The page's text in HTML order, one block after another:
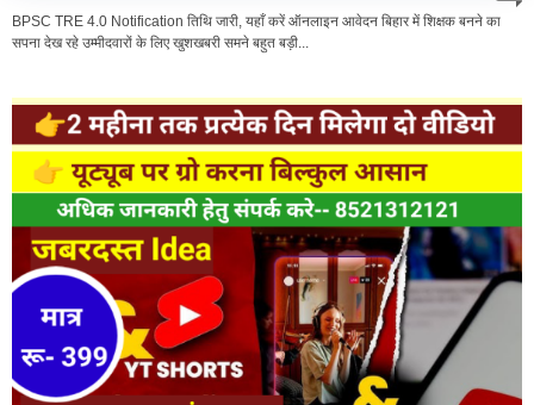
BPSC TRE 4.0 Notification तिथि जारी, यहाँ करें ऑनलाइन आवेदन बिहार में शिक्षक बनने का
सपना देख रहे उम्मीदवारों के लिए खुशखबरी समने बहुत बड़ी...